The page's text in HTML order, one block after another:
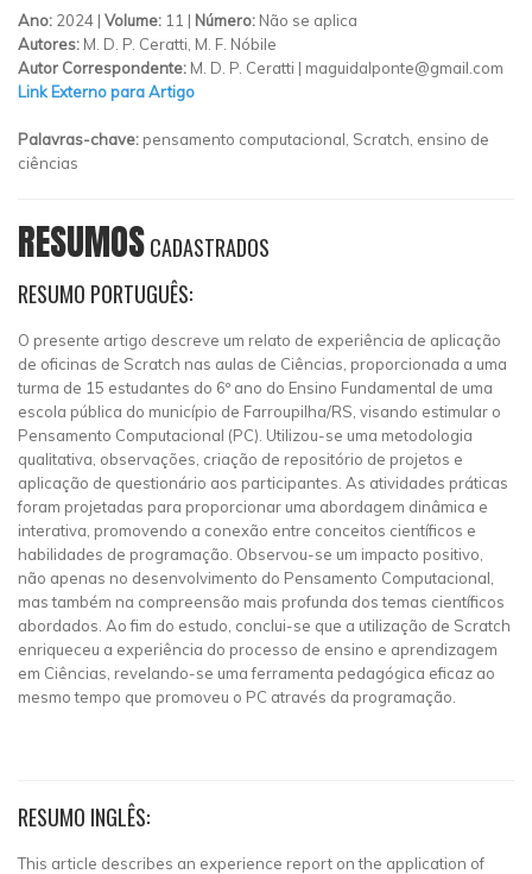
Ano: 2024 | Volume: 11 | Número: Não se aplica
Autores: M. D. P. Ceratti, M. F. Nóbile
Autor Correspondente: M. D. P. Ceratti | maguidalponte@gmail.com
Link Externo para Artigo
Palavras-chave:pensamento computacional, Scratch, ensino de
ciências
RESUMOSCADASTRADOS
RESUMO PORTUGUÊS:
O presente artigo descreve um relato de experiência de aplicação
de oficinas de Scratch nas aulas de Ciências, proporcionada a uma
turma de 15 estudantes do 6º ano do Ensino Fundamental de uma
escola pública do município de Farroupilha/RS, visando estimular o
Pensamento Computacional (PC). Utilizou-se uma metodologia
qualitativa, observações, criação de repositório de projetos e
aplicação de questionário aos participantes. As atividades práticas
foram projetadas para proporcionar uma abordagem dinâmica e
interativa, promovendo a conexão entre conceitos científicos e
habilidades de programação. Observou-se um impacto positivo,
não apenas no desenvolvimento do Pensamento Computacional,
mas também na compreensão mais profunda dos temas científicos
abordados. Ao fim do estudo, conclui-se que a utilização de Scratch
enriqueceu a experiência do processo de ensino e aprendizagem
em Ciências, revelando-se uma ferramenta pedagógica eficaz ao
mesmo tempo que promoveu o PC através da programação.
RESUMO INGLÊS:
This article describes an experience report on the application of